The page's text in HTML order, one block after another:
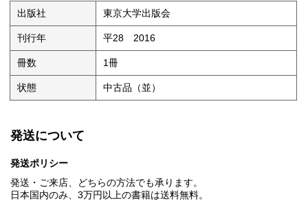
出版社 東京大学出版会
刊行年 平28 2016
冊数 1冊
状態 中古品（並）
発送について
発送ポリシー
発送・ご来店、どちらの方法でも承ります。
日本国内のみ、3万円以上の書籍は送料無料。